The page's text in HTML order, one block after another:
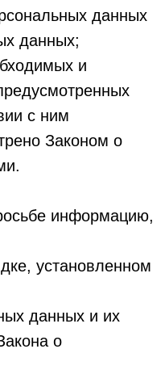
данных
данных;
и
с ним
Законом о
информацию,
установленном
данных и их
о